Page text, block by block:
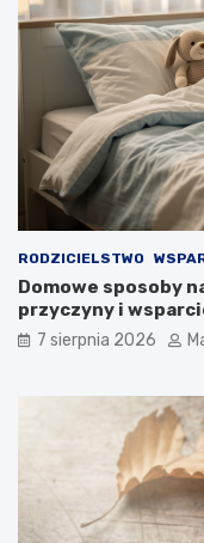
RODZICIELSTWO
Domowe sposoby
przyczyny i
7 sierpnia 2026